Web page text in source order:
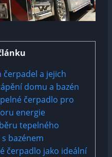
‍čerpadel a jejich
domu‍ a bazén
čerpadlo pro
energie
tepelného
bazénem
čerpadlo jako ideální⁤